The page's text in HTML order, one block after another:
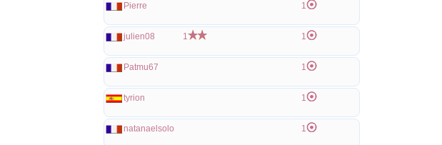
Pierre 1
julien08 1 1
Patmu67 1
tyrion 1
natanaelsolo 1